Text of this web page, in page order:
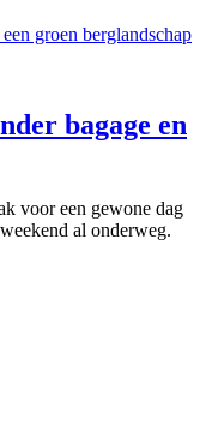
bagage en
voor een gewone dag
al onderweg.